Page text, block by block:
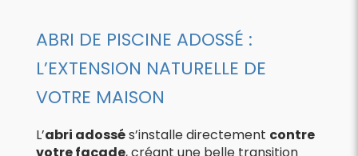
ABRI DE PISCINE ADOSSÉ :
L’EXTENSION NATURELLE DE
VOTRE MAISON
L’abri adossés’installe directement contre
votre façade, créant une belle transition